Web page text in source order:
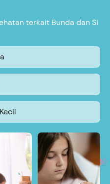
terkait Bunda dan Si